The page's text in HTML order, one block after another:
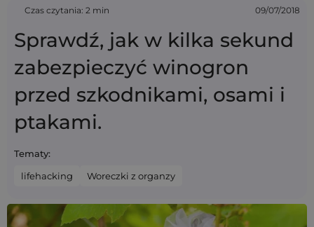
Czas czytania: 2 min 09/07/2018
Sprawdź, jak w kilka sekund
zabezpieczyć winogron
przed szkodnikami, osami i
ptakami.
Tematy:
lifehacking Woreczki z organzy